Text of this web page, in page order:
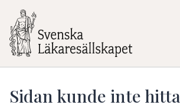
Sidan kunde inte